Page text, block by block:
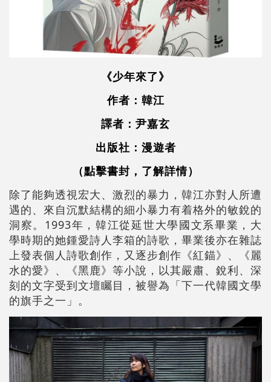
《少年來了》
作者：韓江
譯者：尹嘉玄
出版社：漫遊者
（點擊書封，了解詳情）
除了能夠透視宏大、激烈的暴力，韓江亦對人所遭
遇的、來自沉默結構的細小暴力有着格外的敏銳的
洞察。1993年，韓江從延世大學國文系畢業，大
學時期的她鍾愛詩人李箱的詩歌，畢業後亦在雜誌
上發表個人詩歌創作，又逐步創作《紅錨》、《麗
水的愛》、《黑鹿》等小說，以其嚴肅、銳利、深
刻的文字受到文壇矚目，被譽為「下一代韓國文學
的旗手之一」。